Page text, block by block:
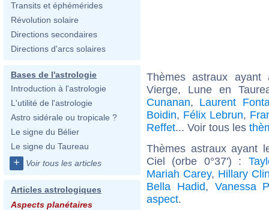
Transits et éphémérides
Révolution solaire
Directions secondaires
Directions d'arcs solaires
Bases de l'astrologie
Introduction à l'astrologie
L'utilité de l'astrologie
Astro sidérale ou tropicale ?
Le signe du Bélier
Le signe du Taureau
+ Voir tous les articles
Articles astrologiques
Aspects planétaires
Thèmes astraux
Vierge, Lune en
Cunanan, Laurent
Boidin, Félix Lebrun,
Reffet... Voir tous les
Thèmes astraux ayant
Ciel (orbe 0°37') :
Mariah Carey, Hillary
Bella Hadid, Vanessa
aspect.